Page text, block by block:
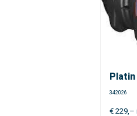
342026
€ 229,–